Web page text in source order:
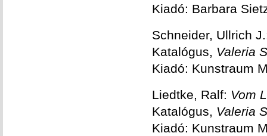
Kiadó: Barbara
Schneider, Ullrich
Katalógus, Valeria
Kiadó: Kunstraum
Liedtke, Ralf: Vom
Katalógus, Valeria
Kiadó: Kunstraum